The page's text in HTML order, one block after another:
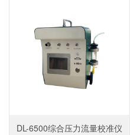
DL-6500综合压力流量校准仪